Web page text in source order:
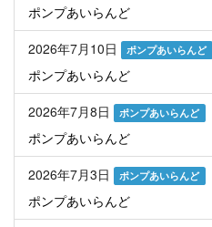
ポンプあいらんど
2026年7月10日
ポンプあいらんど
ポンプあいらんど
2026年7月8日
ポンプあいらんど
ポンプあいらんど
2026年7月3日
ポンプあいらんど
ポンプあいらんど